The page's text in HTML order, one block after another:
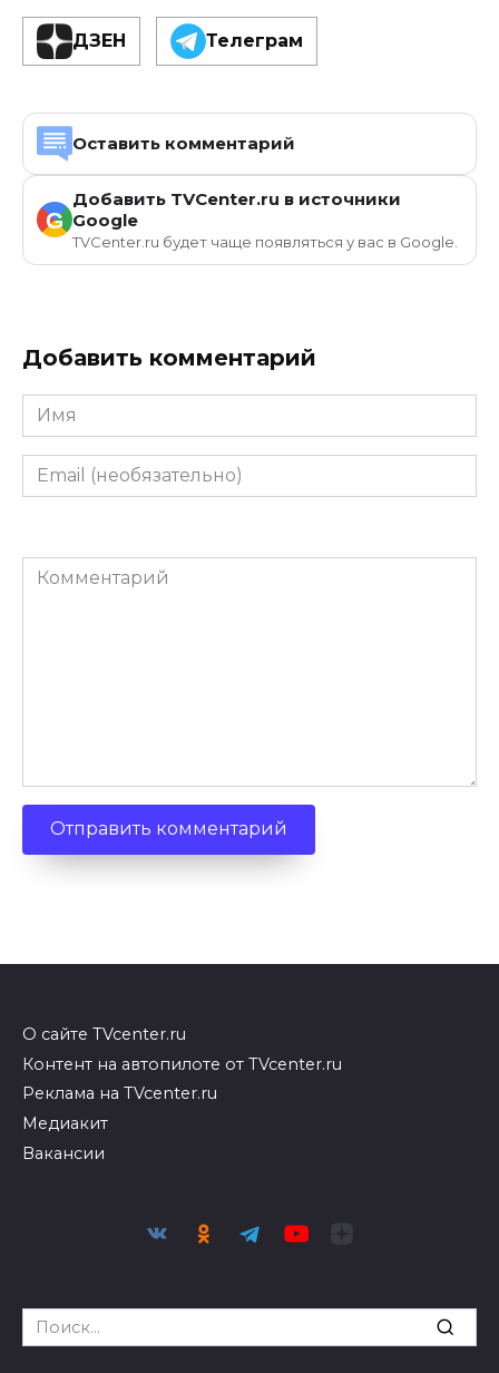
ДЗЕН Телеграм
Оставить комментарий
G
Добавить TVCenter.ru в источники
Google
TVCenter.ru будет чаще появляться у вас в Google.
Добавить комментарий
Имя
Email
(необязательно)
Комментарий
О сайте TVcenter.ru
Контент на автопилоте от TVcenter.ru
Реклама на TVcenter.ru
Медиакит
Вакансии
Search
for: